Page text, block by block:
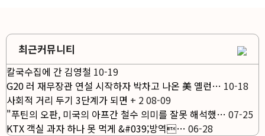
최근커뮤니티
칼국수집에 간 김영철 10-19
G20 러 재무장관 연설 시작하자 박차고 나온 美 옐런… 10-18
사회적 거리 두기 3단계가 되면 + 208-09
"푸틴의 오판, 미국의 아프간 철수 의미를 잘못 해석했… 07-25
KTX 객실 과자 하나 못 먹게 &#039;방역… 06-28